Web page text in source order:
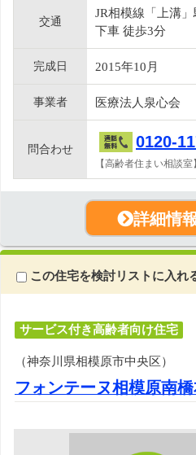
交通
JR相模線「上溝
下車 徒歩3分
完成日 2015年10月
事業者 医療法人泉心会
問合わせ 0120-
【高齢者住まい相談室】
詳細情
この住宅を検討リストに入れ
サービス付き高齢者向け住宅
（神奈川県相模原市中央区）
フォンテーヌ相模原南